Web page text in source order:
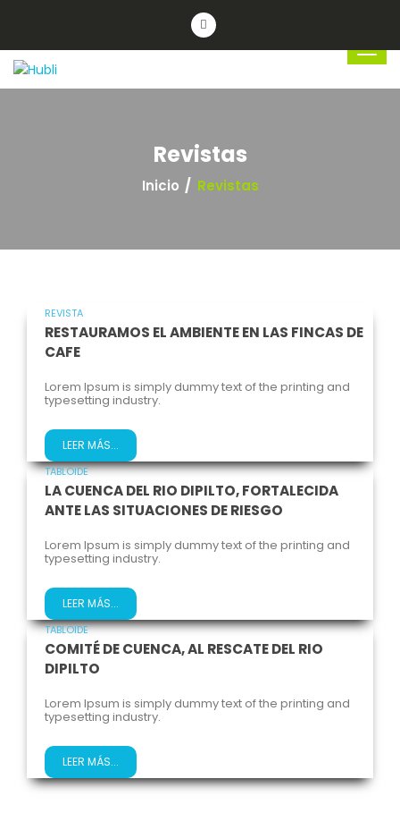
Revistas
Inicio Revistas
REVISTA
RESTAURAMOS EL AMBIENTE EN LAS FINCAS DE
CAFE
Lorem Ipsum is simply dummy text of the printing and
typesetting industry.
LEER MÁS...
TABLOIDE
LA CUENCA DEL RIO DIPILTO, FORTALECIDA
ANTE LAS SITUACIONES DE RIESGO
Lorem Ipsum is simply dummy text of the printing and
typesetting industry.
LEER MÁS...
TABLOIDE
COMITÉ DE CUENCA, AL RESCATE DEL RIO
DIPILTO
Lorem Ipsum is simply dummy text of the printing and
typesetting industry.
LEER MÁS...